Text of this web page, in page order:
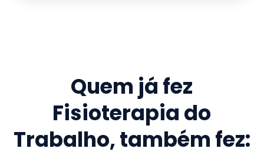
Quem já fez
Fisioterapia do
Trabalho, também fez: